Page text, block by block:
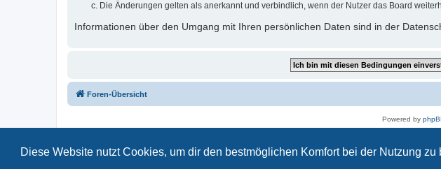
Diese Website nutzt Cookies, um dir den bestmöglichen Komfort bei der Nutzung zu
Die Änderungen gelten als anerkannt und verbindlich, wenn der Nutzer das Board
Informationen über den Umgang mit Ihren persönlichen Daten sind in der
Foren-Übersicht
Powered by